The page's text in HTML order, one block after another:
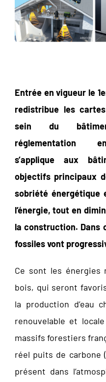
Entrée en vigueur le
redistribue les
sein du
réglementation
s’applique aux
objectifs principaux
sobriété énergétique
l’énergie, tout en
la construction. Dans
fossiles vont
Ce sont les énergies
bois, qui seront
la production d’eau
renouvelable et
massifs forestiers
réel puits de carbone
présent dans